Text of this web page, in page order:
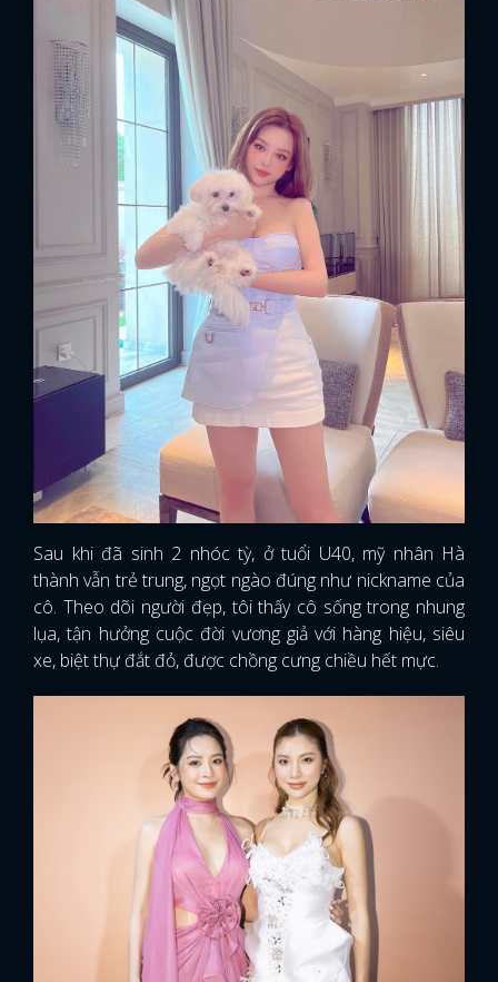
x
ĐĂNG NHẬP
Sau khi đã sinh 2 nhóc tỳ, ở tuổi U40, mỹ nhân Hà
thành vẫn trẻ trung, ngọt ngào đúng như nickname của
cô. Theo dõi người đẹp, tôi thấy cô sống trong nhung
lụa, tận hưởng cuộc đời vương giả với hàng hiệu, siêu
xe, biệt thự đắt đỏ, được chồng cưng chiều hết mực.